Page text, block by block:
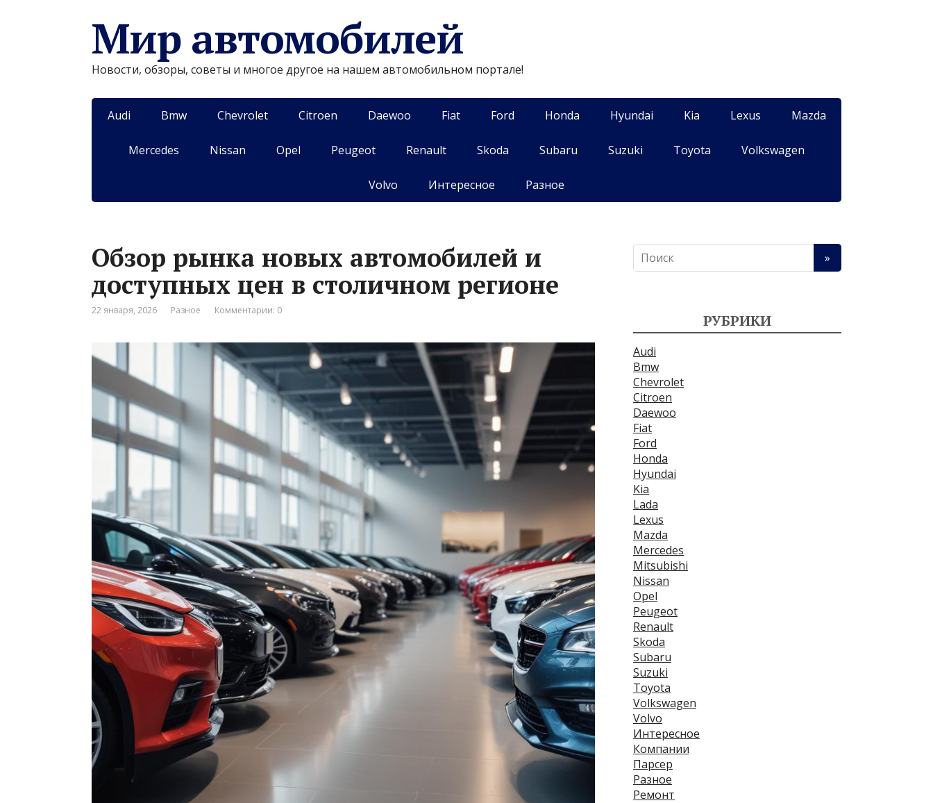
Мир автомобилей
Новости, обзоры, советы и многое другое на нашем автомобильном портале!
Audi Bmw Chevrolet Citroen Daewoo Fiat Ford Honda Hyundai Kia Lexus Mazda
Mercedes Nissan Opel Peugeot Renault Skoda Subaru Suzuki Toyota Volkswagen
Volvo Интересное Разное
Обзор рынка новых автомобилей и
доступных цен в столичном регионе
22 января, 2026 Разное Комментарии: 0
РУБРИКИ
Audi
Bmw
Chevrolet
Citroen
Daewoo
Fiat
Ford
Honda
Hyundai
Kia
Lada
Lexus
Mazda
Mercedes
Mitsubishi
Nissan
Opel
Peugeot
Renault
Skoda
Subaru
Suzuki
Toyota
Volkswagen
Volvo
Интересное
Компании
Парсер
Разное
Ремонт